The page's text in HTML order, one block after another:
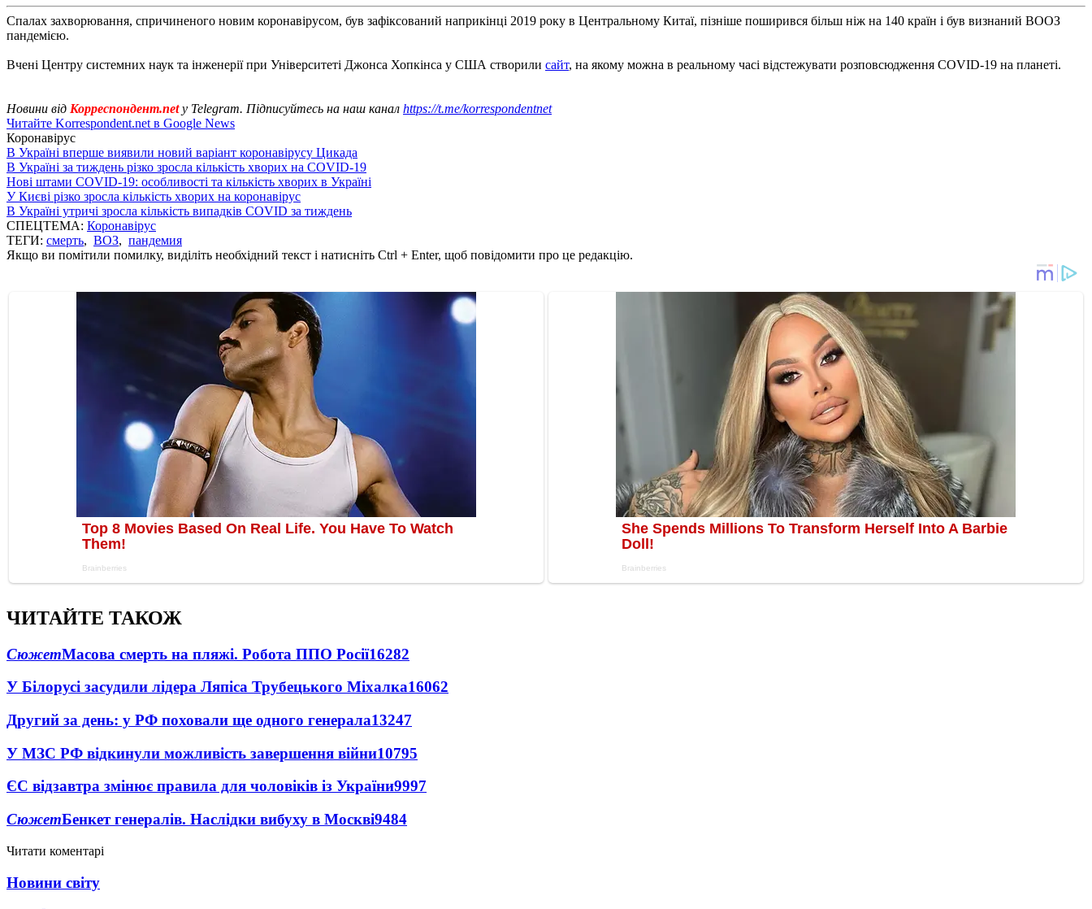
Спалах захворювання, спричиненого новим коронавірусом, був зафіксований наприкінці 2019 року в Центральному Китаї, пізніше поширився більш ніж на 140 країн і був визнаний ВООЗ
пандемією.
Вчені Центру системних наук та інженерії при Університеті Джонса Хопкінса у США створили сайт, на якому можна в реальному часі відстежувати розповсюдження COVID-19 на планеті.
Новини від Корреспондент.netу Telegram. Підписуйтесь на наш канал https://t.me/korrespondentnet
Читайте Korrespondent.net в Google News
Коронавірус
В Україні вперше виявили новий варіант коронавірусу Цикада
В Україні за тиждень різко зросла кількість хворих на COVID-19
Нові штами COVID-19: особливості та кількість хворих в Україні
У Києві різко зросла кількість хворих на коронавірус
В Україні утричі зросла кількість випадків COVID за тиждень
СПЕЦТЕМА: Коронавірус
ТЕГИ: смерть, ВОЗ, пандемия
Якщо ви помітили помилку, виділіть необхідний текст і натисніть Ctrl + Enter, щоб повідомити про це редакцію.
ЧИТАЙТЕ ТАКОЖ
СюжетМасова смерть на пляжі. Робота ППО Росії16282
У Білорусі засудили лідера Ляпіса Трубецького Міхалка16062
Другий за день: у РФ поховали ще одного генерала13247
У МЗС РФ відкинули можливість завершення війни10795
ЄС відзавтра змінює правила для чоловіків із України9997
СюжетБенкет генералів. Наслідки вибуху в Москві9484
Читати коментарі
Новини світу